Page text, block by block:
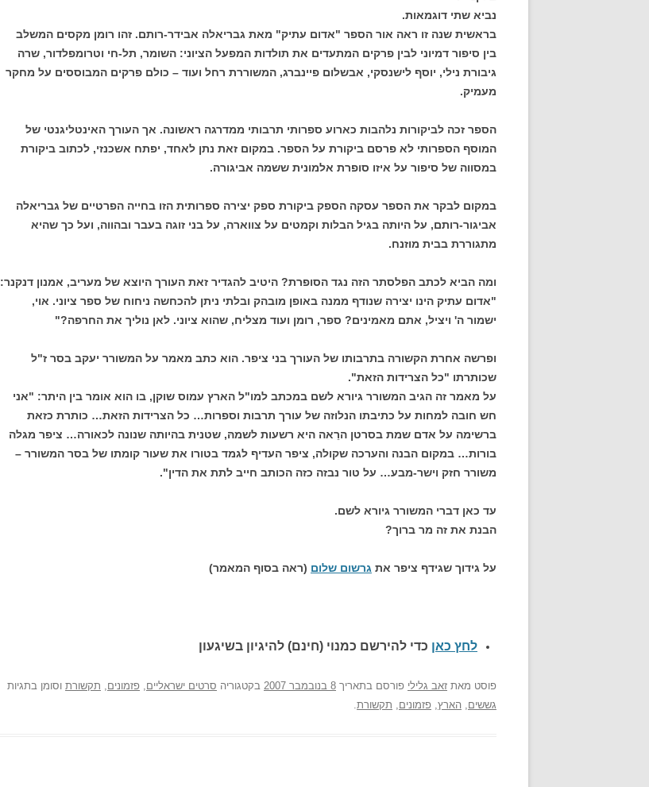
נביא שתי דוגמאות.
בראשית שנה זו ראה אור הספר "אדום עתיק" מאת גבריאלה אבידר-רותם. זהו רומן מקסים המשלב
בין סיפור דמיוני לבין פרקים המתעדים את תולדות המפעל הציוני: השומר, תל-חי וטרומפלדור, שרה
גיבורת נילי, יוסף לישנסקי, אבשלום פיינברג, המשוררת רחל ועוד – כולם פרקים המבוססים על מחקר
מעמיק.
הספר זכה לביקורות נלהבות כארוע ספרותי תרבותי ממדרגה ראשונה. אך העורך האינטליגנטי של
המוסף הספרותי לא פרסם ביקורת על הספר. במקום זאת נתן לאחד, יפתח אשכנזי, לכתוב ביקורת
במסווה של סיפור על איזו סופרת אלמונית ששמה אביגורה.
במקום לבקר את הספר עסקה הספק ביקורת ספק יצירה ספרותית הזו בחייה הפרטיים של גבריאלה
אביגור-רותם, על היותה בגיל הבלות וקמטים על צווארה, על בני זוגה בעבר ובהווה, ועל כך שהיא
מתגוררת בבית מוזנח.
ומה הביא לכתב הפלסתר הזה נגד הסופרת? היטיב להגדיר זאת העורך היוצא של מעריב, אמנון דנקנר:
"אדום עתיק הינו יצירה שנודף ממנה באופן מובהק ובלתי ניתן להכחשה ניחוח של ספר ציוני. אוי,
ישמור ה' ויציל, אתם מאמינים? ספר, רומן ועוד מצליח, שהוא ציוני. לאן נוליך את החרפה?"
ופרשה אחרת הקשורה בתרבותו של העורך בני ציפר. הוא כתב מאמר על המשורר יעקב בסר ז"ל
שכותרתו "כל הצרידות הזאת".
על מאמר זה הגיב המשורר גיורא לשם במכתב למו"ל הארץ עמוס שוקן, בו הוא אומר בין היתר: "אני
חש חובה למחות על כתיבתו הנלוזה של עורך תרבות וספרות… כל הצרידות הזאת… כותרת כזאת
ברשימה על אדם שמת בסרטן הרֵאה היא רשעות לשמהּ, שטנית בהיותה שנונה לכאורה… ציפר מגלה
בורות… במקום הבנה והערכה שקולה, ציפר העדיף לגמד בטורו את שעור קומתו של בסר המשורר –
משורר חזק וישר-מבע… על טור נבזה כזה הכותב חייב לתת את הדין".
עד כאן דברי המשורר גיורא לשם.
הבנת את זה מר ברוך?
על גידוך שגידף ציפר את גרשום שלום (ראה בסוף המאמר)
לחץ כאן כדי להירשם כמנוי (חינם) להיגיון בשיגעון
פוסט מאת זאב גלילי פורסם בתאריך 8 בנובמבר 2007 בקטגוריה סרטים ישראליים, פזמונים, תקשורת וסומן בתגיות
גששים, הארץ, פזמונים, תקשורת.